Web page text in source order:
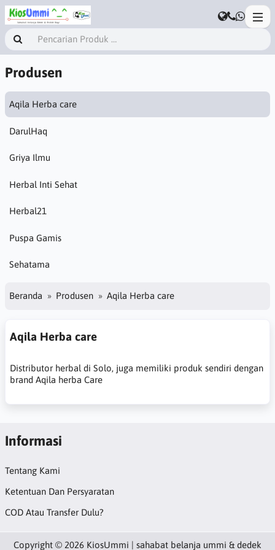
Produsen
Aqila Herba care
DarulHaq
Griya Ilmu
Herbal Inti Sehat
Herbal21
Puspa Gamis
Sehatama
Beranda Produsen Aqila Herba care
Aqila Herba care
Distributor herbal di Solo, juga memiliki produk sendiri dengan
brand Aqila herba Care
Informasi
Tentang Kami
Ketentuan Dan Persyaratan
COD Atau Transfer Dulu?
Copyright © 2026 KiosUmmi | sahabat belanja ummi & dedek